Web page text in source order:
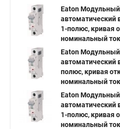
Eaton Модульный
автоматический
1-полюс, кривая
номинальный
Eaton Модульный
автоматический
полюс, кривая
номинальный
Eaton Модульный
автоматический
1-полюс, кривая
номинальный